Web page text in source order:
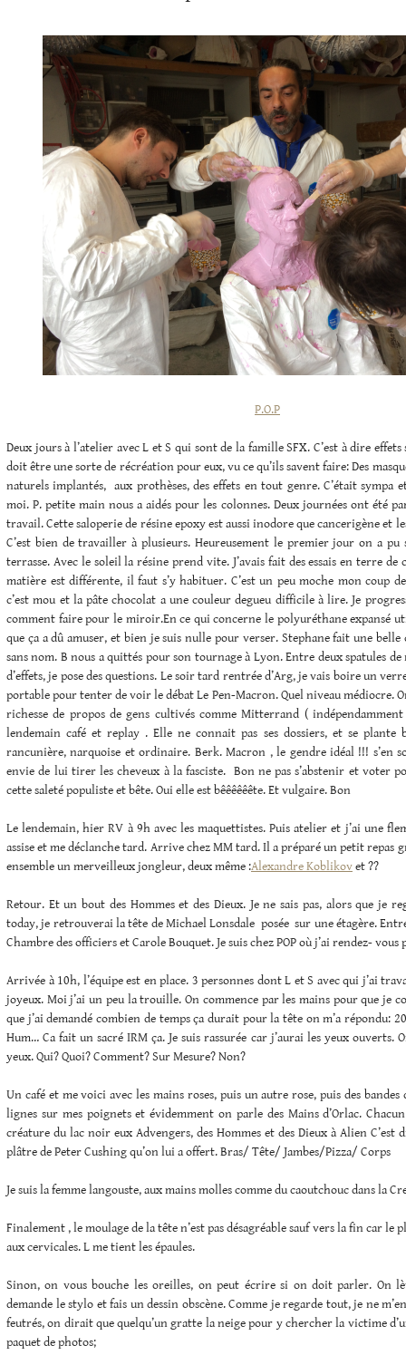
P.O.P
Deux jours à l’atelier avec L et S qui sont de la famille SFX. C’est à dire effets
doit être une sorte de récréation pour eux, vu ce qu’ils savent faire: Des
naturels implantés, aux prothèses, des effets en tout genre. C’était sympa
moi. P. petite main nous a aidés pour les colonnes. Deux journées ont été
travail. Cette saloperie de résine epoxy est aussi inodore que cancerigène et
C’est bien de travailler à plusieurs. Heureusement le premier jour on a pu
terrasse. Avec le soleil la résine prend vite. J’avais fait des essais en terre de
matière est différente, il faut s’y habituer. C’est un peu moche mon coup
c’est mou et la pâte chocolat a une couleur degueu difficile à lire. Je
comment faire pour le miroir.En ce qui concerne le polyuréthane expansé
que ça a dû amuser, et bien je suis nulle pour verser. Stephane fait une
sans nom. B nous a quittés pour son tournage à Lyon. Entre deux spatules
d’effets, je pose des questions. Le soir tard rentrée d’Arg, je vais boire un
portable pour tenter de voir le débat Le Pen-Macron. Quel niveau médiocre.
richesse de propos de gens cultivés comme Mitterrand (
lendemain café et replay . Elle ne connait pas ses dossiers, et se plante
rancunière, narquoise et ordinaire. Berk. Macron , le gendre idéal !!! s’en
envie de lui tirer les cheveux à la fasciste. Bon ne pas s’abstenir et voter
cette saleté populiste et bête. Oui elle est bêêêêêête. Et vulgaire. Bon
Le lendemain, hier RV à 9h avec les maquettistes. Puis atelier et j’ai une
assise et me déclanche tard. Arrive chez MM tard. Il a préparé un petit repas
ensemble un merveilleux jongleur, deux même :Alexandre Koblikovet ??
Retour. Et un bout des Hommes et des Dieux. Je ne sais pas, alors que je
today, je retrouverai la tête de Michael Lonsdale posée sur une étagère.
Chambre des officiers et Carole Bouquet. Je suis chez POP où j’ai rendez- vous
Arrivée à 10h, l’équipe est en place. 3 personnes dont L et S avec qui j’ai
joyeux. Moi j’ai un peu la trouille. On commence par les mains pour que je
que j’ai demandé combien de temps ça durait pour la tête on m’a répondu:
Hum… Ca fait un sacré IRM ça. Je suis rassurée car j’aurai les yeux ouverts.
yeux. Qui? Quoi? Comment? Sur Mesure? Non?
Un café et me voici avec les mains roses, puis un autre rose, puis des bandes
lignes sur mes poignets et évidemment on parle des Mains d’Orlac.
créature du lac noir eux Advengers, des Hommes et des Dieux à Alien C’est
plâtre de Peter Cushing qu’on lui a offert. Bras/ Tête/ Jambes/Pizza/ Corps
Je suis la femme langouste, aux mains molles comme du caoutchouc dans la
Finalement , le moulage de la tête n’est pas désagréable sauf vers la fin car le
aux cervicales. L me tient les épaules.
Sinon, on vous bouche les oreilles, on peut écrire si on doit parler. On
demande le stylo et fais un dessin obscène. Comme je regarde tout, je ne
feutrés, on dirait que quelqu’un gratte la neige pour y chercher la victime
paquet de photos;